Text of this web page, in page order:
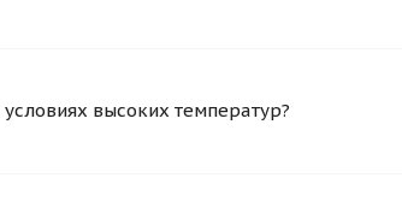
высоких температур?